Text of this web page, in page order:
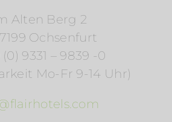
Alten Berg 2
Ochsenfurt
9331 – 9839 -0
Mo-Fr 9-14 Uhr)